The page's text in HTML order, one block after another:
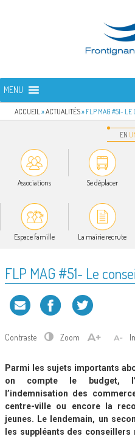
FRONTIGNAN LA
MENU
ACCUEIL »ACTUALITÉS» FLP MAG #51- LE
EN
Associations Se déplacer
Espace famille La mairie recrute
FLP MAG #51- Le
Contraste Zoom
Parmi les sujets importants
on compte le budget,
l’indemnisation des
centre-ville ou encore la
jeunes. Le lendemain, un
les suppléants des